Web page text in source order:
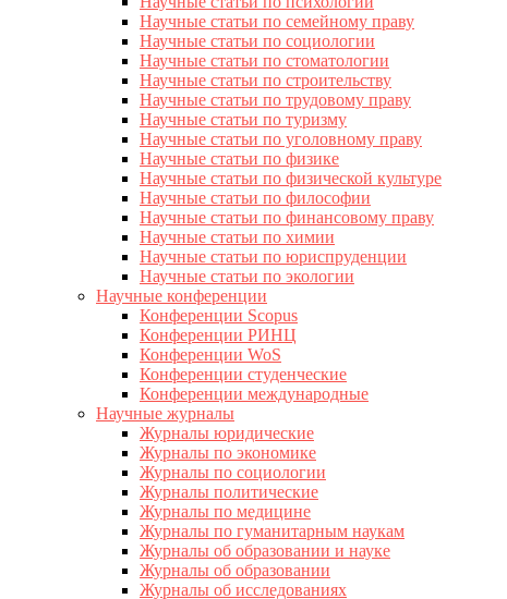
Научные статьи по семейному праву
Научные статьи по социологии
Научные статьи по стоматологии
Научные статьи по строительству
Научные статьи по трудовому праву
Научные статьи по туризму
Научные статьи по уголовному праву
Научные статьи по физике
Научные статьи по физической культуре
Научные статьи по философии
Научные статьи по финансовому праву
Научные статьи по химии
Научные статьи по юриспруденции
Научные статьи по экологии
Научные конференции
Конференции Scopus
Конференции РИНЦ
Конференции WoS
Конференции студенческие
Конференции международные
Научные журналы
Журналы юридические
Журналы по экономике
Журналы по социологии
Журналы политические
Журналы по медицине
Журналы по гуманитарным наукам
Журналы об образовании и науке
Журналы об образовании
Журналы об исследованиях